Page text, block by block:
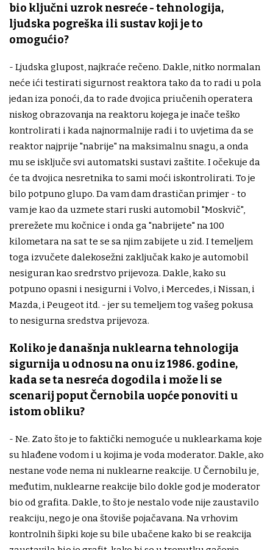
bio ključni uzrok nesreće - tehnologija,
ljudska pogreška ili sustav koji je to
omogućio?
- Ljudska glupost, najkraće rečeno. Dakle, nitko normalan
neće ići testirati sigurnost reaktora tako da to radi u pola
jedan iza ponoći, da to rade dvojica priučenih operatera
niskog obrazovanja na reaktoru kojega je inače teško
kontrolirati i kada najnormalnije radi i to uvjetima da se
reaktor najprije "nabrije" na maksimalnu snagu, a onda
mu se isključe svi automatski sustavi zaštite. I očekuje da
će ta dvojica nesretnika to sami moći iskontrolirati. To je
bilo potpuno glupo. Da vam dam drastičan primjer - to
vam je kao da uzmete stari ruski automobil "Moskvič",
prerežete mu kočnice i onda ga "nabrijete" na 100
kilometara na sat te se sa njim zabijete u zid. I temeljem
toga izvučete dalekosežni zaključak kako je automobil
nesiguran kao sredrstvo prijevoza. Dakle, kako su
potpuno opasni i nesigurni i Volvo, i Mercedes, i Nissan, i
Mazda, i Peugeot itd. - jer su temeljem tog vašeg pokusa
to nesigurna sredstva prijevoza.
Koliko je današnja nuklearna tehnologija
sigurnija u odnosu na onu iz 1986. godine,
kada se ta nesreća dogodila i može li se
scenarij poput Černobila uopće ponoviti u
istom obliku?
- Ne. Zato što je to faktički nemoguće u nuklearkama koje
su hlađene vodom i u kojima je voda moderator. Dakle, ako
nestane vode nema ni nuklearne reakcije. U Černobilu je,
međutim, nuklearne reakcije bilo dokle god je moderator
bio od grafita. Dakle, to što je nestalo vode nije zaustavilo
reakciju, nego je ona štoviše pojačavana. Na vrhovim
kontrolnih šipki koje su bile ubačene kako bi se reakcija